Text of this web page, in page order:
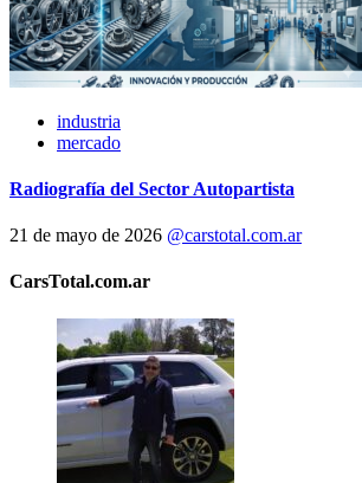
industria
mercado
Radiografía del Sector Autopartista
21 de mayo de 2026 @carstotal.com.ar
CarsTotal.com.ar